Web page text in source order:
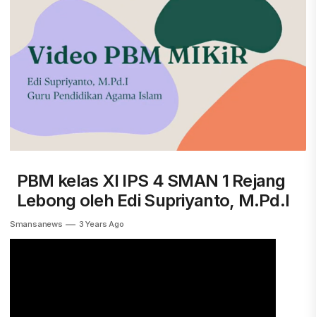
PBM kelas XI IPS 4 SMAN 1 Rejang
Lebong oleh Edi Supriyanto, M.Pd.I
Smansanews 3 Years Ago